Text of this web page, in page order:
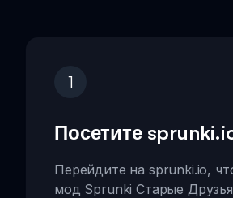
1
Посетите
Перейдите на sprunki.io,
мод Sprunki Старые